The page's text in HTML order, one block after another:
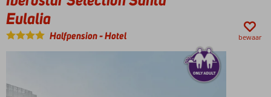
Eualia
Halfpension
ook
Eulalia
Halfpension-Hotel bewaar